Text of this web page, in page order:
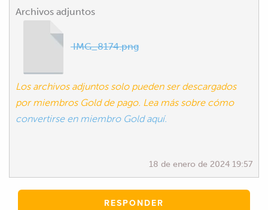
Archivos adjuntos
IMG_8174.png
Los archivos adjuntos solo pueden ser descargados
por miembros Gold de pago. Lea más sobre cómo
convertirse en miembro Gold aquí.
18 de enero de 2024 19:57
RESPONDER